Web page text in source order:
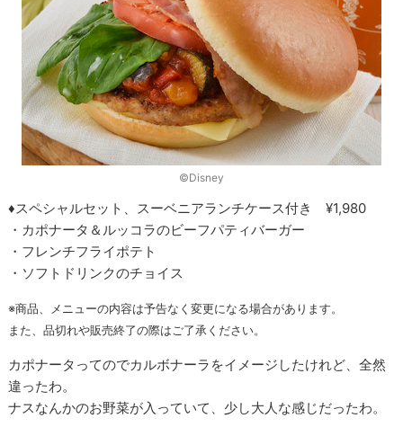
©Disney
♦スペシャルセット、スーベニアランチケース付き ¥1,980
・カポナータ＆ルッコラのビーフパティバーガー
・フレンチフライポテト
・ソフトドリンクのチョイス
※商品、メニューの内容は予告なく変更になる場合があります。
また、品切れや販売終了の際はご了承ください。
カポナータってのでカルボナーラをイメージしたけれど、全然
違ったわ。
ナスなんかのお野菜が入っていて、少し大人な感じだったわ。